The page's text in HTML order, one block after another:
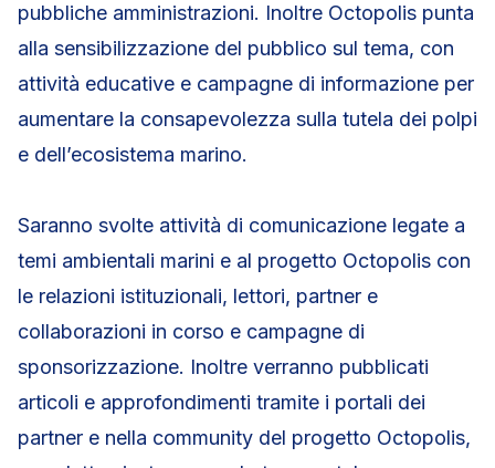
pubbliche amministrazioni. Inoltre Octopolis punta
alla sensibilizzazione del pubblico sul tema, con
attività educative e campagne di informazione per
aumentare la consapevolezza sulla tutela dei polpi
e dell’ecosistema marino.
Saranno svolte attività di comunicazione legate a
temi ambientali marini e al progetto Octopolis con
le relazioni istituzionali, lettori, partner e
collaborazioni in corso e campagne di
sponsorizzazione. Inoltre verranno pubblicati
articoli e approfondimenti tramite i portali dei
partner e nella community del progetto Octopolis,